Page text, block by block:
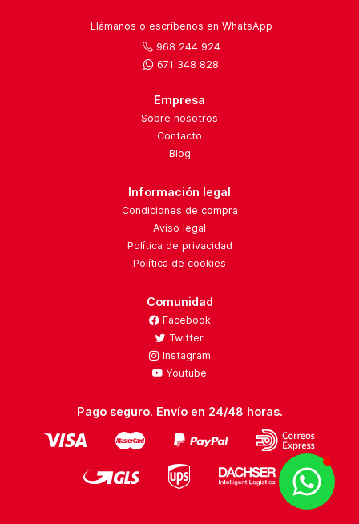
Llámanos o escríbenos en WhatsApp
968 244 924
671 348 828
Empresa
Sobre nosotros
Contacto
Blog
Información legal
Condiciones de compra
Aviso legal
Política de privacidad
Política de cookies
Comunidad
Facebook
Twitter
Instagram
Youtube
Pago seguro. Envío en 24/48 horas.